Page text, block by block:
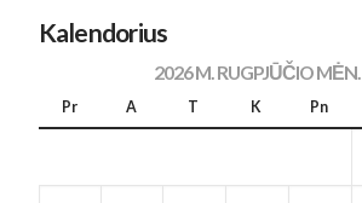
Kalendorius
2026 M. RUGPJŪČIO MĖN.
Pr A T K Pn